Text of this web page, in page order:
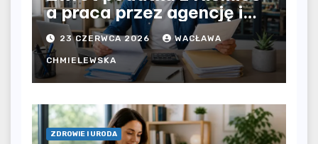
a praca przez agencję i
bezpośrednio u
pracodawcy – jak
rozliczyć oba źródła
dochodu?
23 CZERWCA 2026 WACŁAWA
CHMIELEWSKA
ZDROWIE I URODA